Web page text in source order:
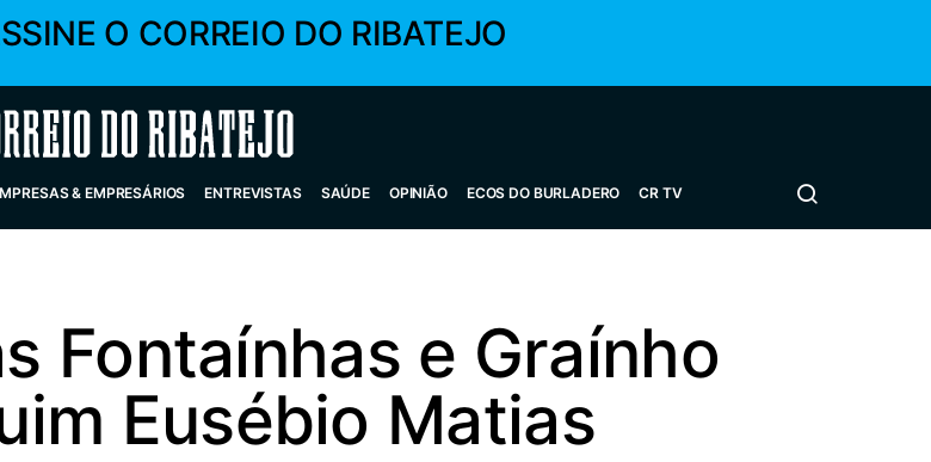
O CORREIO DO RIBATEJO
do Ribatejo
& EMPRESÁRIOS ENTREVISTAS SAÚDE OPINIÃO ECOS DO BURLADERO CR TV
Fontaínhas e Graínho
Eusébio Matias